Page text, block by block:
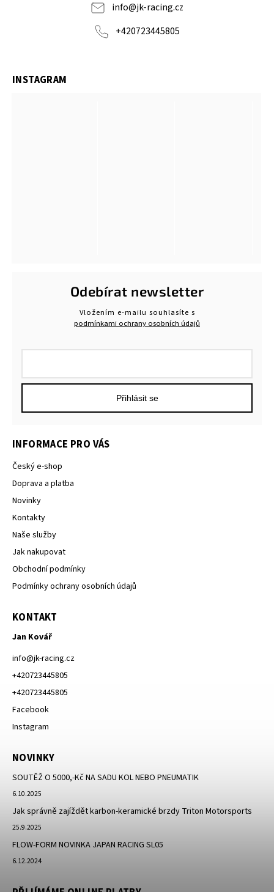
info@jk-racing.cz
+420723445805
INSTAGRAM
INFORMACE PRO VÁS
Český e-shop
Doprava a platba
Novinky
Kontakty
Naše služby
Jak nakupovat
Obchodní podmínky
Podmínky ochrany osobních údajů
KONTAKT
Jan Kovář
info@jk-racing.cz
+420723445805
+420723445805
Facebook
Instagram
NOVINKY
SOUTĚŽ O 5000,-Kč NA SADU KOL NEBO PNEUMATIK
6.10.2025
Jak správně zajíždět karbon-keramické brzdy Triton Motorsports
25.9.2025
FLOW-FORM NOVINKA JAPAN RACING SL05
6.12.2024
Odebírat newsletter
Vložením e-mailu souhlasíte s
podmínkami ochrany osobních údajů
Přihlásit se